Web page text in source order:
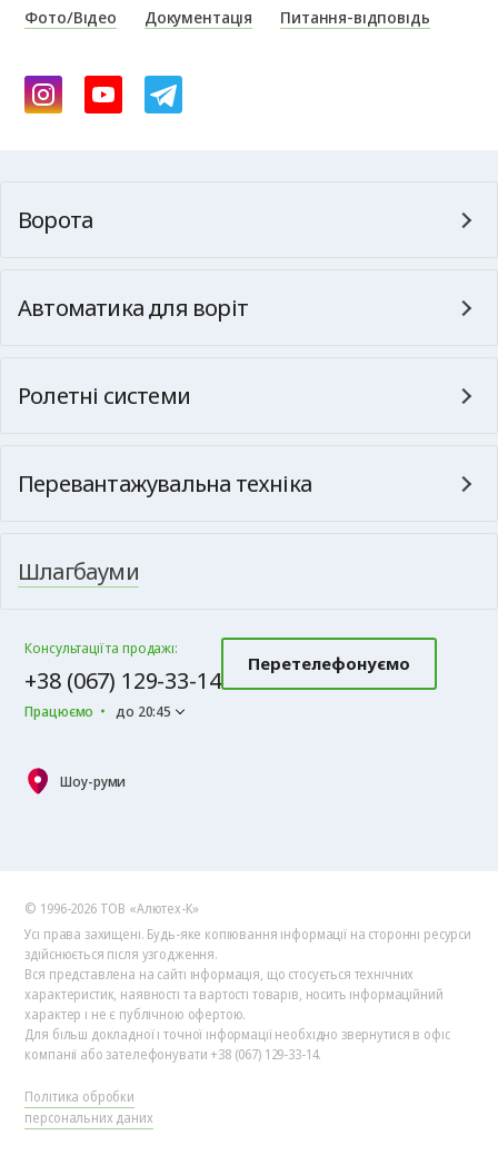
Фото/Відео
Документація Питання-відповідь
Ворота
Автоматика для воріт
Ролетні системи
Перевантажувальна техніка
Шлагбауми
Консультації та продажі:
+38 (067) 129-33-14
Працюємо до 20:45
Перетелефонуємо
Шоу-руми
© 1996-2026 ТОВ «Алютех‑К»
Усі права захищені. Будь-яке копіювання інформації на сторонні ресурси
здійснюється після узгодження.
Вся представлена на сайті інформація, що стосується технічних
характеристик, наявності та вартості товарів, носить інформаційний
характер і не є публічною офертою.
Для більш докладної і точної інформації необхідно звернутися в офіс
компанії або зателефонувати +38 (067) 129-33-14.
Політика обробки
персональних даних